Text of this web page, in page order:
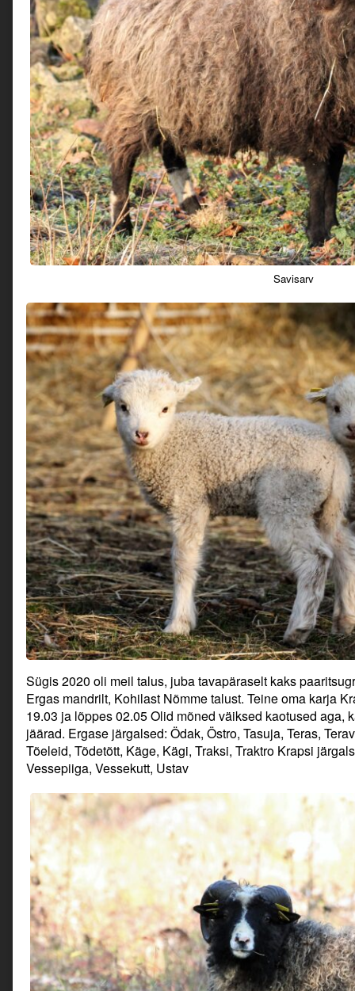
Savisarv
Sügis 2020 oli meil talus, juba tavapäraselt kaks
Ergas mandrilt, Kohilast Nõmme talust. Teine oma karja
19.03 ja lõppes 02.05 Olid mõned väiksed kaotused aga,
jäärad. Ergase järgalsed: Ödak, Östro, Tasuja, Teras,
Tõeleid, Tõdetõtt, Käge, Kägi, Traksi, Traktro Krapsi
Vessepiiga, Vessekutt, Ustav